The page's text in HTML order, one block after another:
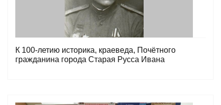
К 100-летию историка, краеведа, Почётного
гражданина города Старая Русса Ивана